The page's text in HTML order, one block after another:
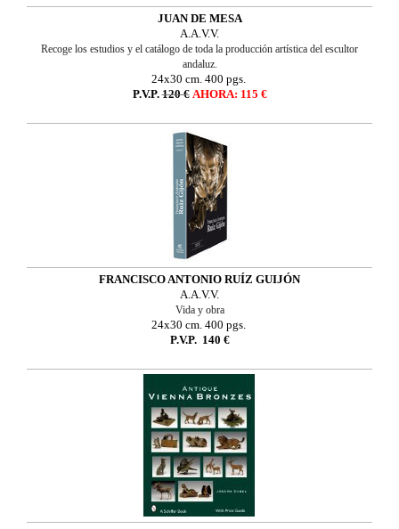
JUAN DE MESA
A.A.V.V.
Recoge los estudios y el catálogo de toda la producción artística del escultor
andaluz.
24x30 cm. 400 pgs.
P.V.P. 120 € AHORA: 115 €
FRANCISCO ANTONIO RUÍZ GUIJÓN
A.A.V.V.
Vida y obra
24x30 cm. 400 pgs.
P.V.P. 140 €